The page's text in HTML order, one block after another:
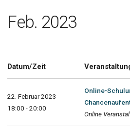
Feb. 2023
Datum/Zeit
22. Februar 2023
18:00 - 20:00
Online-
Online